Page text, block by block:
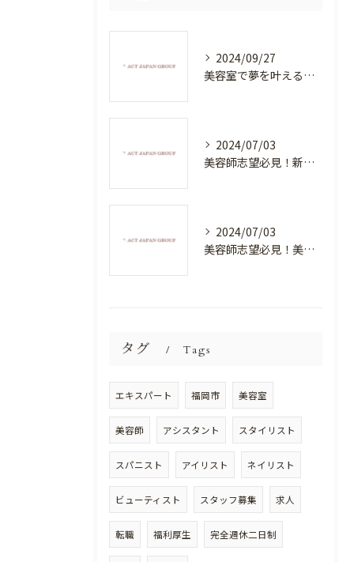
2024/09/27
美容室で夢を叶える！自分を磨く新たなチャンス
2024/07/03
美容師志望必見！新たな価値を創造する美容室でハイレベルな技術を学べる環境
2024/07/03
美容師志望必見！美容室NEWSTANDARDで最高のスキルアップを目指そう！
タグ Tags
エキスパート 福岡市 美容室
美容師 アシスタント スタイリスト
スパニスト アイリスト ネイリスト
ビューティスト スタッフ募集 求人
転職 福利厚生 完全週休二日制